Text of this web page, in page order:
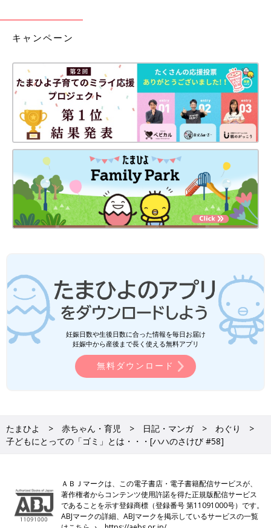
キャンペーン
妊娠日数や生後日数に合った情報を毎日お届け
妊娠中から産後まで長く使える無料アプリ
無料ダウンロード
たまひよ 赤ちゃん・育児 日記・マンガ
わぐり
子どもにとっての「ゴミ」とは・・・[ハハのさけび #58]
ＡＢＪマークは、この電子書店・電子書籍配信サービスが、
著作権者からコンテンツ使用許諾を得た正規版配信サービス
であることを示す登録商標（登録番号 第11091000号）です。
ABJマークの詳細、ABJマークを掲示しているサービスの一覧